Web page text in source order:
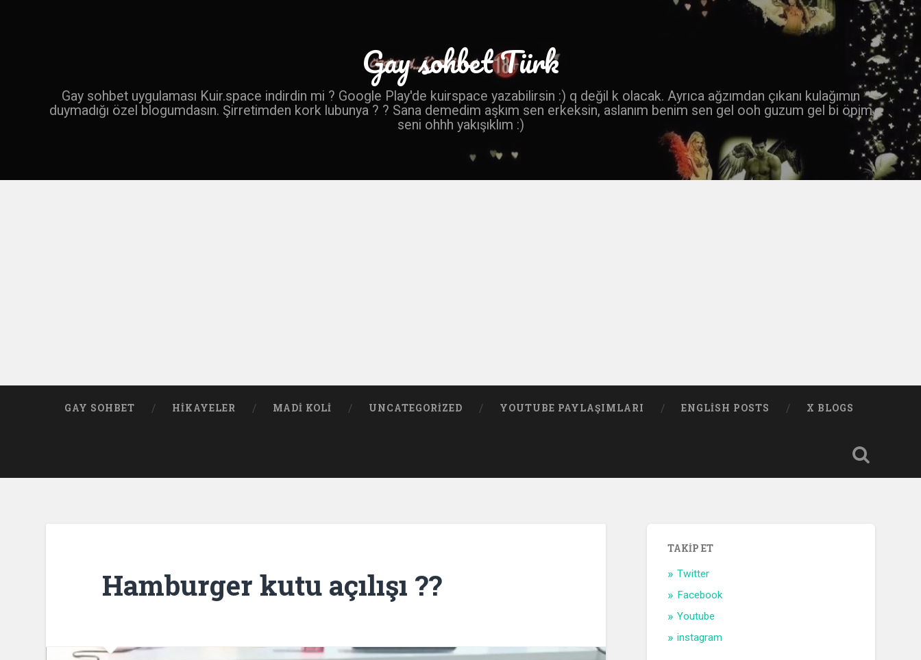
Gay sohbet Türk
Gay sohbet uygulaması Kuir.space indirdin mi ? Google Play'de kuirspace yazabilirsin :) q değil k olacak. Ayrıca ağzımdan çıkanı kulağımın
duymadığı özel blogumdasın. Şirretimden kork lubunya ? ? Sana demedim aşkım sen erkeksin, aslanım benim sen gel ooh guzum gel bi öpim
seni ohhh yakışıklım :)
GAY SOHBET HIKAYELER MADI KOLI UNCATEGORIZED YOUTUBE PAYLAŞIMLARI ENGLISH POSTS X BLOGS
Hamburger kutu açılışı ??
TAKIP ET
Twitter
Facebook
Youtube
instagram